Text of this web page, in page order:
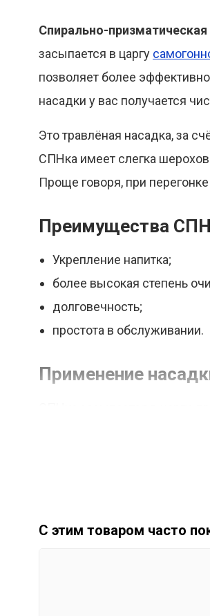
Спирально-
засыпается в царгу
позволяет более
насадки у вас получается
Это травлёная насадка, за
СПНка имеет слегка
Проще говоря, при
Преимущества СПН
Укрепление напитка;
более высокая степень
долговечность;
простота в обслуживании.
Применение
С этим товаром часто